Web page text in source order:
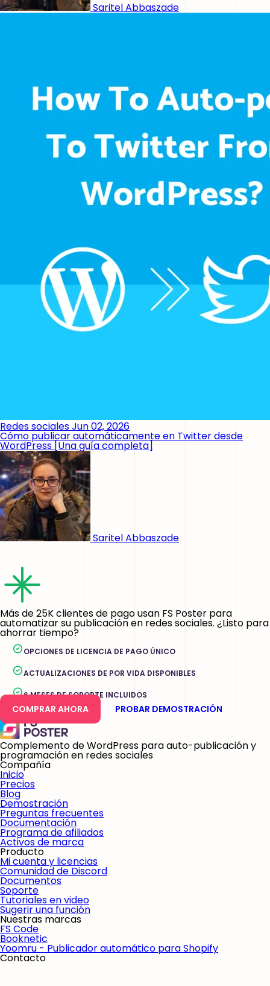
Saritel Abbaszade
Redes socialesJun 02, 2026
Cómo publicar automáticamente en Twitter desde
WordPress [Una guía completa]
Saritel Abbaszade
Más de 25K clientes de pago usan FS Poster para
automatizar su publicación en redes sociales. ¿Listo para
ahorrar tiempo?
OPCIONES DE LICENCIA DE PAGO ÚNICO
ACTUALIZACIONES DE POR VIDA DISPONIBLES
6 MESES DE SOPORTE INCLUIDOS
COMPRAR AHORA PROBAR DEMOSTRACIÓN
Complemento de WordPress para auto-publicación y
programación en redes sociales
Compañía
Inicio
Precios
Blog
Demostración
Preguntas frecuentes
Documentación
Programa de afiliados
Activos de marca
Producto
Mi cuenta y licencias
Comunidad de Discord
Documentos
Soporte
Tutoriales en video
Sugerir una función
Nuestras marcas
FS Code
Booknetic
Yoomru - Publicador automático para Shopify
Contacto